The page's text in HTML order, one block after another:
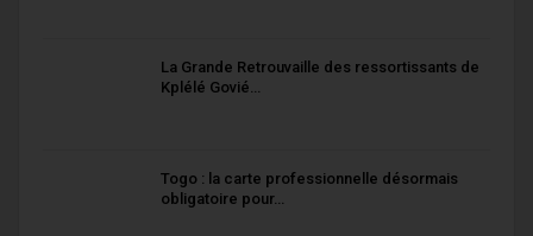
La Grande Retrouvaille des ressortissants de
Kplélé Govié…
Togo : la carte professionnelle désormais
obligatoire pour…